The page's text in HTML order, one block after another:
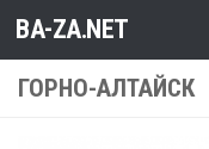
Перейти к
BA-ZA.NET
ГОРНО-АЛТАЙСК